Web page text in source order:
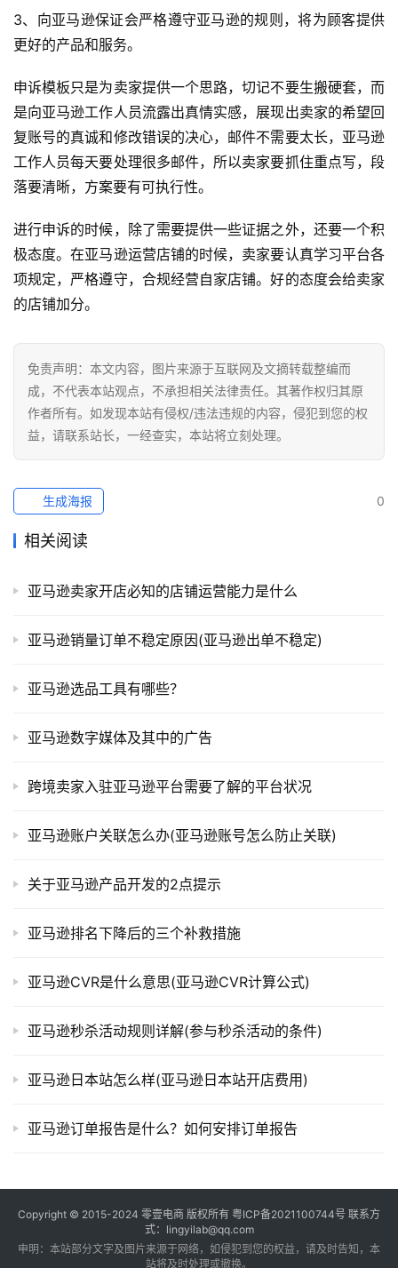
跨
百
科
社
媒
销
跨
境
航
3、向亚马逊保证会严格遵守亚马逊的规则，将为顾客提供
更好的产品和服务。
申诉模板只是为卖家提供一个思路，切记不要生搬硬套，而
是向亚马逊工作人员流露出真情实感，展现出卖家的希望回
复账号的真诚和修改错误的决心，邮件不需要太长，亚马逊
工作人员每天要处理很多邮件，所以卖家要抓住重点写，段
落要清晰，方案要有可执行性。
进行申诉的时候，除了需要提供一些证据之外，还要一个积
极态度。在亚马逊运营店铺的时候，卖家要认真学习平台各
项规定，严格遵守，合规经营自家店铺。好的态度会给卖家
的店铺加分。
免责声明：本文内容，图片来源于互联网及文摘转载整编而
成，不代表本站观点，不承担相关法律责任。其著作权归其原
作者所有。如发现本站有侵权/违法违规的内容，侵犯到您的权
益，请联系站长，一经查实，本站将立刻处理。
0
生成海报
相关阅读
亚马逊卖家开店必知的店铺运营能力是什么
亚马逊销量订单不稳定原因(亚马逊出单不稳定)
亚马逊选品工具有哪些？
亚马逊数字媒体及其中的广告
跨境卖家入驻亚马逊平台需要了解的平台状况
亚马逊账户关联怎么办(亚马逊账号怎么防止关联)
关于亚马逊产品开发的2点提示
亚马逊排名下降后的三个补救措施
亚马逊CVR是什么意思(亚马逊CVR计算公式)
亚马逊秒杀活动规则详解(参与秒杀活动的条件)
亚马逊日本站怎么样(亚马逊日本站开店费用)
亚马逊订单报告是什么？如何安排订单报告
Copyright © 2015-2024 零壹电商 版权所有 粤ICP备2021100744号 联系方
式：lingyilab@qq.com
申明：本站部分文字及图片来源于网络，如侵犯到您的权益，请及时告知，本
站将及时处理或撤换。